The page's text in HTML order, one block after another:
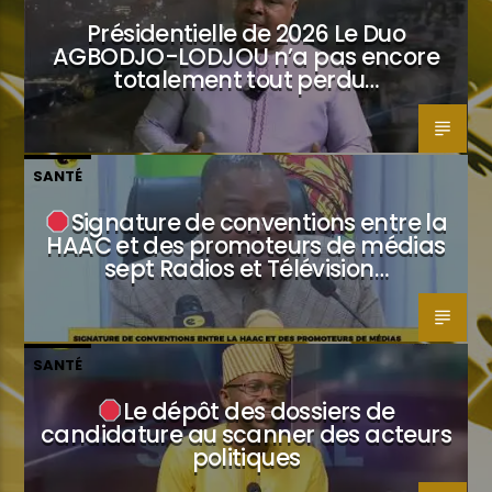
Présidentielle de 2026 Le Duo
AGBODJO-LODJOU n’a pas encore
totalement tout perdu…
SANTÉ
Signature de conventions entre la
HAAC et des promoteurs de médias
sept Radios et Télévision…
SANTÉ
Le dépôt des dossiers de
candidature au scanner des acteurs
politiques